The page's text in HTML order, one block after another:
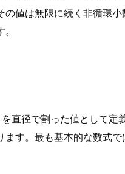
の値は無限に続く非循環
を直径で割った値として
ます。最も基本的な数式